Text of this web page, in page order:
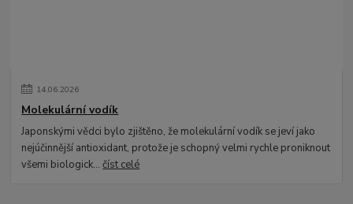
14.06.2026
Molekulární vodík
Japonskými vědci bylo zjištěno, že molekulární vodík se jeví jako
nejúčinnější antioxidant, protože je schopný velmi rychle proniknout
všemi biologick...číst celé